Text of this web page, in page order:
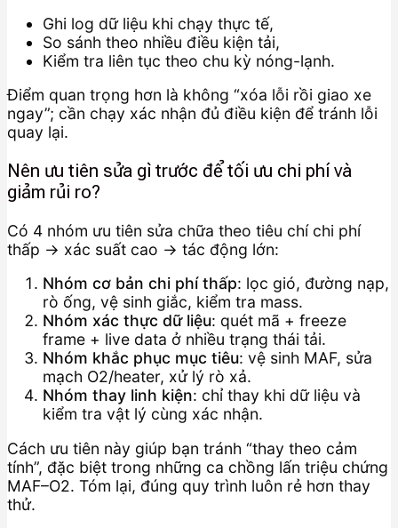
Ghi log dữ liệu khi chạy thực tế,
So sánh theo nhiều điều kiện tải,
Kiểm tra liên tục theo chu kỳ nóng-lạnh.
Điểm quan trọng hơn là không “xóa lỗi rồi giao xe
ngay”; cần chạy xác nhận đủ điều kiện để tránh lỗi
quay lại.
Nên ưu tiên sửa gì trước để tối ưu chi phí và
giảm rủi ro?
Có 4 nhóm ưu tiên sửa chữa theo tiêu chí chi phí
thấp → xác suất cao → tác động lớn:
Nhóm cơ bản chi phí thấp: lọc gió, đường nạp,
rò ống, vệ sinh giắc, kiểm tra mass.
Nhóm xác thực dữ liệu: quét mã + freeze
frame + live data ở nhiều trạng thái tải.
Nhóm khắc phục mục tiêu: vệ sinh MAF, sửa
mạch O2/heater, xử lý rò xả.
Nhóm thay linh kiện: chỉ thay khi dữ liệu và
kiểm tra vật lý cùng xác nhận.
Cách ưu tiên này giúp bạn tránh “thay theo cảm
tính”, đặc biệt trong những ca chồng lấn triệu chứng
MAF–O2. Tóm lại, đúng quy trình luôn rẻ hơn thay
thử.